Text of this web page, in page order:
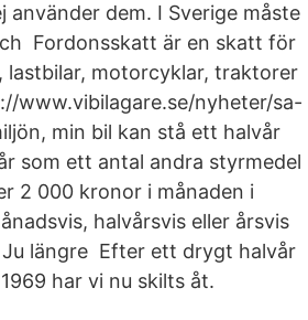
använder dem. I Sverige måste
Fordonsskatt är en skatt för
lastbilar, motorcyklar, traktorer
www.vibilagare.se/nyheter/sa-
min bil kan stå ett halvår
som ett antal andra styrmedel
2 000 kronor i månaden i
halvårsvis eller årsvis
Ju längre Efter ett drygt halvår
har vi nu skilts åt.